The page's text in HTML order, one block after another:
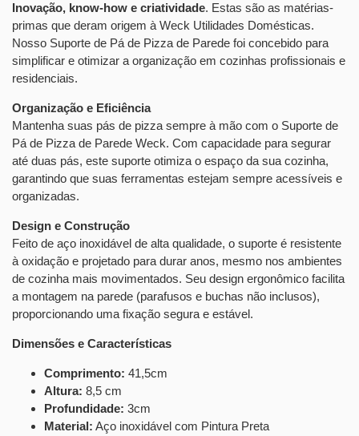
Inovação, know-how e criatividade. Estas são as matérias-
primas que deram origem à Weck Utilidades Domésticas.
Nosso Suporte de Pá de Pizza de Parede foi concebido para
simplificar e otimizar a organização em cozinhas profissionais e
residenciais.
Organização e Eficiência
Mantenha suas pás de pizza sempre à mão com o Suporte de
Pá de Pizza de Parede Weck. Com capacidade para segurar
até duas pás, este suporte otimiza o espaço da sua cozinha,
garantindo que suas ferramentas estejam sempre acessíveis e
organizadas.
Design e Construção
Feito de aço inoxidável de alta qualidade, o suporte é resistente
à oxidação e projetado para durar anos, mesmo nos ambientes
de cozinha mais movimentados. Seu design ergonômico facilita
a montagem na parede (parafusos e buchas não inclusos),
proporcionando uma fixação segura e estável.
Dimensões e Características
Comprimento: 41,5cm
Altura: 8,5 cm
Profundidade: 3cm
Material: Aço inoxidável com Pintura Preta